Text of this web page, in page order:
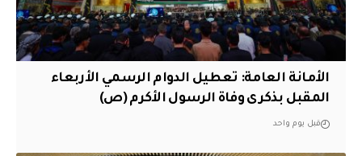
الأمانة العامة: تعطيل الدوام الرسمي الأربعاء
المقبل بذكرى وفاة الرسول الأكرم (ص)
قبل يوم واحد